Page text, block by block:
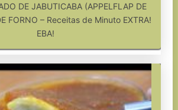
DE JABUTICABA (APPELFLAP DE
FORNO – Receitas de Minuto EXTRA!
EBA!